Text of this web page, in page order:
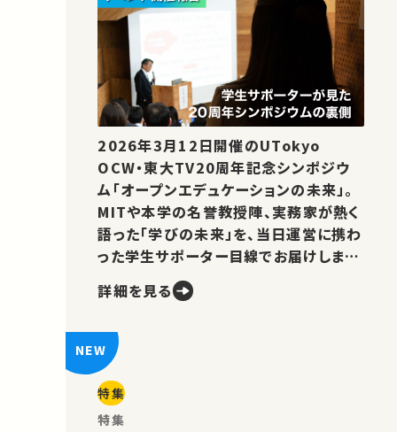
2026年3月12日開催のUTokyo
OCW・東大TV20周年記念シンポジウ
ム「オープンエデュケーションの未来」。
MITや本学の名誉教授陣、実務家が熱く
語った「学びの未来」を、当日運営に携わ
った学生サポーター目線でお届けしま
詳細を見る
特集
特集